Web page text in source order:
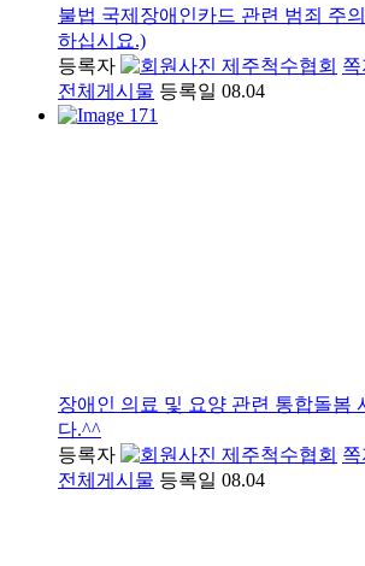
불법 국제장애인카드 관련 범죄 주
하십시요.)
등록자
제주척수협회 쪽
전체게시물 등록일 08.04
장애인 의료 및 요양 관련 통합돌봄
다.^^
등록자
제주척수협회 쪽
전체게시물 등록일 08.04